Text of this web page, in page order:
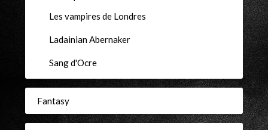
Les vampires de Londres
Ladainian Abernaker
Sang d'Ocre
Fantasy